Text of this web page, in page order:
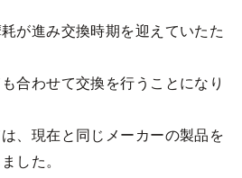
が進み交換時期を迎えていたた
合わせて交換を行うことになり
、現在と同じメーカーの製品を
した。